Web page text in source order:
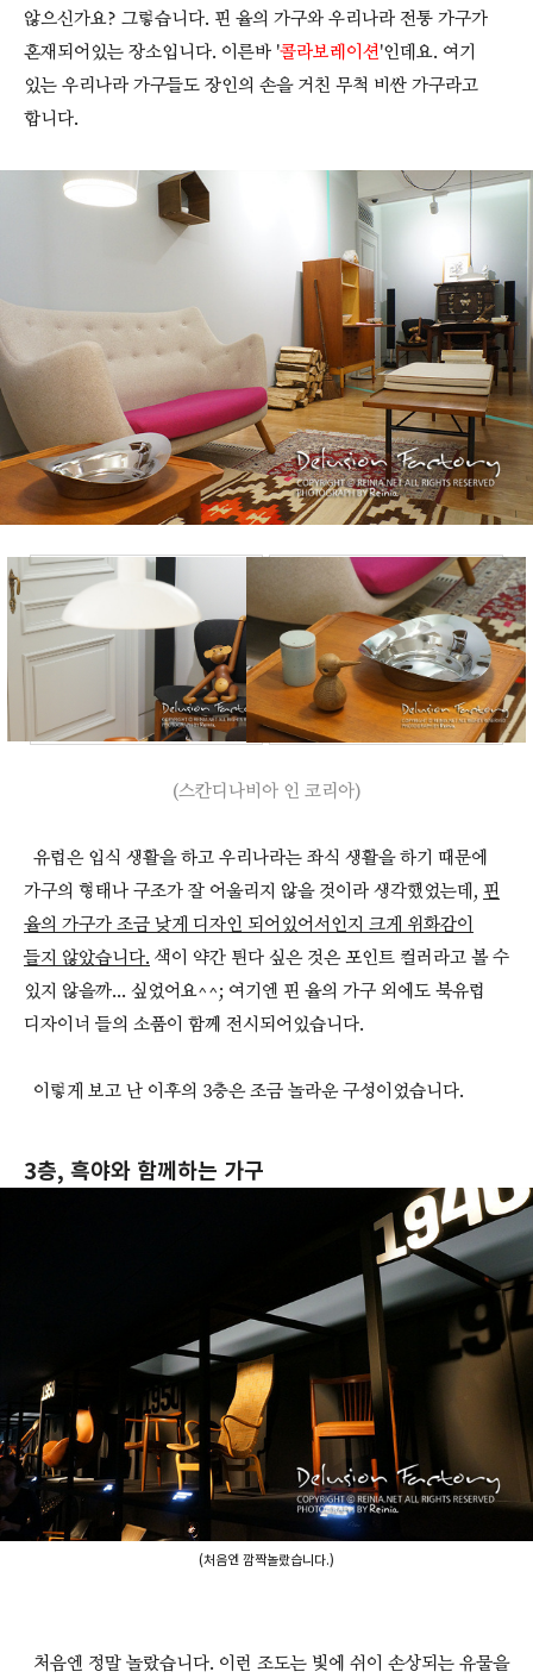
않으신가요? 그렇습니다. 핀 율의 가구와 우리나라 전통 가구가
혼재되어있는 장소입니다. 이른바 '콜라보레이션'인데요. 여기
있는 우리나라 가구들도 장인의 손을 거친 무척 비싼 가구라고
합니다.
(스칸디나비아 인 코리아)
유럽은 입식 생활을 하고 우리나라는 좌식 생활을 하기 때문에
가구의 형태나 구조가 잘 어울리지 않을 것이라 생각했었는데, 핀
율의 가구가 조금 낮게 디자인 되어있어서인지 크게 위화감이
들지 않았습니다. 색이 약간 튄다 싶은 것은 포인트 컬러라고 볼 수
있지 않을까... 싶었어요^^; 여기엔 핀 율의 가구 외에도 북유럽
디자이너 들의 소품이 함께 전시되어있습니다.
이렇게 보고 난 이후의 3층은 조금 놀라운 구성이었습니다.
3층, 흑야와 함께하는 가구
(처음엔 깜짝놀랐습니다.)
처음엔 정말 놀랐습니다. 이런 조도는 빛에 쉬이 손상되는 유물을